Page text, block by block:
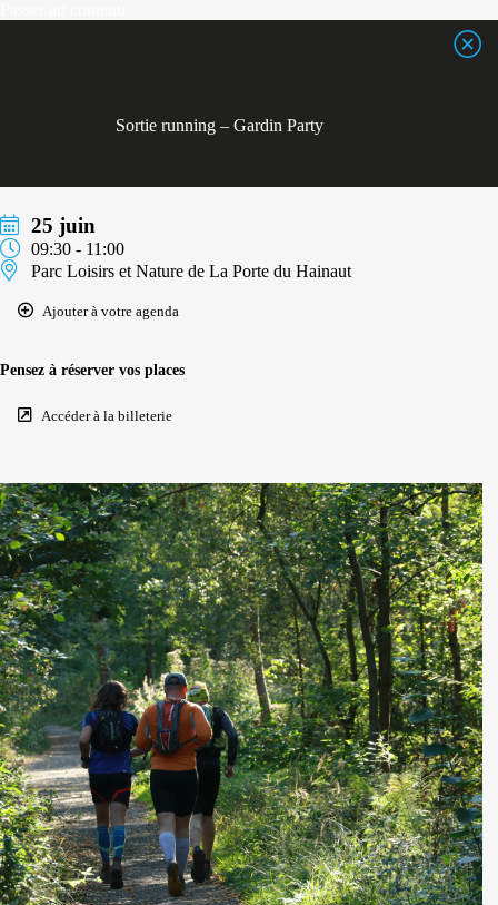
Sortie running – Gardin Party
25 juin
09:30 - 11:00
Parc Loisirs et Nature de La Porte du Hainaut
Ajouter à votre agenda
Pensez à réserver vos places
Accéder à la billeterie